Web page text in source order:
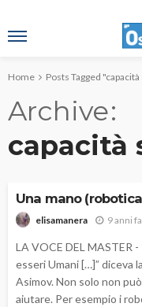
Home Posts Tagged
Archive
capacità
Una mano
elisamanera 9 anni fa
LA VOCE DEL MASTER
esseri Umani […]” diceva
Asimov. Non solo non
aiutare. Per esempio i